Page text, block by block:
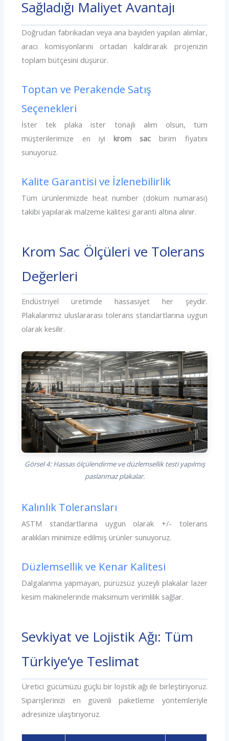
Sağladığı Maliyet Avantajı
Doğrudan fabrikadan veya ana bayiden yapılan alımlar,
aracı komisyonlarını ortadan kaldırarak projenizin
toplam bütçesini düşürür.
Toptan ve Perakende Satış
Seçenekleri
İster tek plaka ister tonajlı alım olsun, tüm
müşterilerimize en iyi krom sac birim fiyatını
sunuyoruz.
Kalite Garantisi ve İzlenebilirlik
Tüm ürünlerimizde heat number (döküm numarası)
takibi yapılarak malzeme kalitesi garanti altına alınır.
Krom Sac Ölçüleri ve Tolerans
Değerleri
Endüstriyel üretimde hassasiyet her şeydir.
Plakalarımız uluslararası tolerans standartlarına uygun
olarak kesilir.
Görsel 4: Hassas ölçülendirme ve düzlemsellik testi yapılmış
paslanmaz plakalar.
Kalınlık Toleransları
ASTM standartlarına uygun olarak +/- tolerans
aralıkları minimize edilmiş ürünler sunuyoruz.
Düzlemsellik ve Kenar Kalitesi
Dalgalanma yapmayan, pürüzsüz yüzeyli plakalar lazer
kesim makinelerinde maksimum verimlilik sağlar.
Sevkiyat ve Lojistik Ağı: Tüm
Türkiye’ye Teslimat
Üretici gücümüzü güçlü bir lojistik ağı ile birleştiriyoruz.
Siparişlerinizi en güvenli paketleme yöntemleriyle
adresinize ulaştırıyoruz.